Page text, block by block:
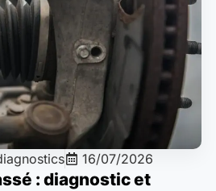
16/07/2026
: diagnostic et